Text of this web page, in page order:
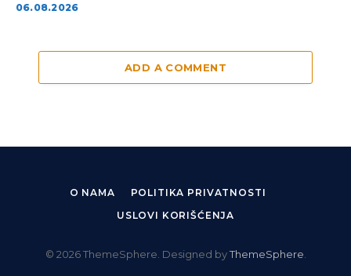
06.08.2026
ADD A COMMENT
O NAMA
POLITIKA PRIVATNOSTI
USLOVI KORIŠĆENJA
© 2026 ThemeSphere. Designed byThemeSphere